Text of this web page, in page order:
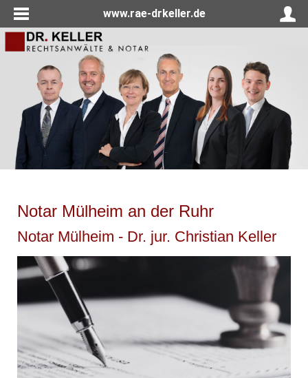
www.rae-drkeller.de
Notar Mülheim an der Ruhr
Notar Mülheim - Dr. jur. Christian Keller